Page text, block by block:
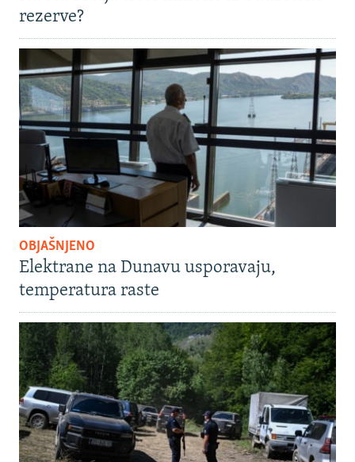
rezerve?
OBJAŠNJENO
Elektrane na Dunavu usporavaju,
temperatura raste